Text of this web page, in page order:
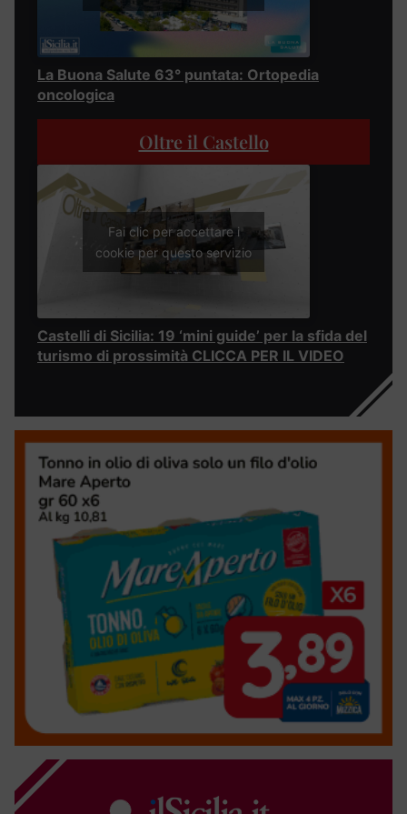
La Buona Salute 63° puntata: Ortopedia
oncologica
Oltre il Castello
Fai clic per accettare i
cookie per questo servizio
Castelli di Sicilia: 19 ‘mini guide’ per la sfida del
turismo di prossimità CLICCA PER IL VIDEO